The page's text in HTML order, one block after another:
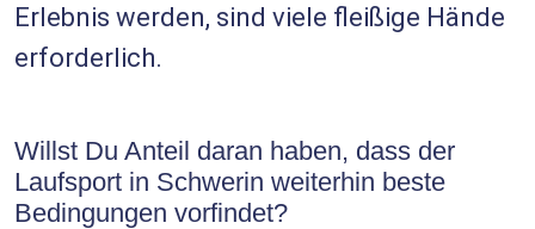
Erlebnis werden, sind viele fleißige Hände
erforderlich.
Willst Du Anteil daran haben, dass der
Laufsport in Schwerin weiterhin beste
Bedingungen vorfindet?